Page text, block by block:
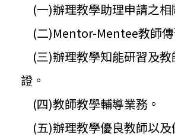
(一)辦理教學助理申請之相
(二)Mentor-Mentee教師傳
(三)辦理教學知能研習及教
證。
(四)教師教學輔導業務。
(五)辦理教學優良教師以及